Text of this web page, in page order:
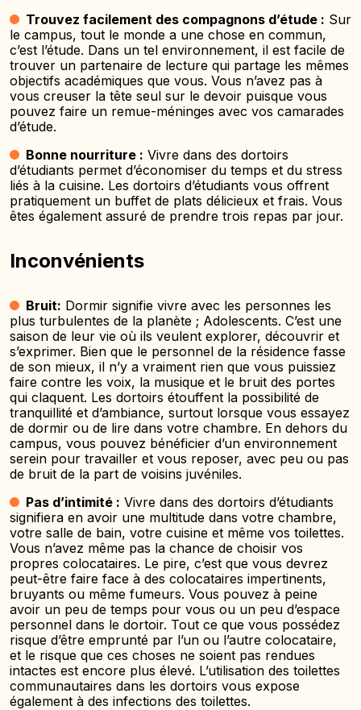
Trouvez facilement des compagnons d’étude : Sur
le campus, tout le monde a une chose en commun,
c’est l’étude. Dans un tel environnement, il est facile de
trouver un partenaire de lecture qui partage les mêmes
objectifs académiques que vous. Vous n’avez pas à
vous creuser la tête seul sur le devoir puisque vous
pouvez faire un remue-méninges avec vos camarades
d’étude.
Bonne nourriture : Vivre dans des dortoirs
d’étudiants permet d’économiser du temps et du stress
liés à la cuisine. Les dortoirs d’étudiants vous offrent
pratiquement un buffet de plats délicieux et frais. Vous
êtes également assuré de prendre trois repas par jour.
Inconvénients
Bruit: Dormir signifie vivre avec les personnes les
plus turbulentes de la planète ; Adolescents. C’est une
saison de leur vie où ils veulent explorer, découvrir et
s’exprimer. Bien que le personnel de la résidence fasse
de son mieux, il n’y a vraiment rien que vous puissiez
faire contre les voix, la musique et le bruit des portes
qui claquent. Les dortoirs étouffent la possibilité de
tranquillité et d’ambiance, surtout lorsque vous essayez
de dormir ou de lire dans votre chambre. En dehors du
campus, vous pouvez bénéficier d’un environnement
serein pour travailler et vous reposer, avec peu ou pas
de bruit de la part de voisins juvéniles.
Pas d’intimité : Vivre dans des dortoirs d’étudiants
signifiera en avoir une multitude dans votre chambre,
votre salle de bain, votre cuisine et même vos toilettes.
Vous n’avez même pas la chance de choisir vos
propres colocataires. Le pire, c’est que vous devrez
peut-être faire face à des colocataires impertinents,
bruyants ou même fumeurs. Vous pouvez à peine
avoir un peu de temps pour vous ou un peu d’espace
personnel dans le dortoir. Tout ce que vous possédez
risque d’être emprunté par l’un ou l’autre colocataire,
et le risque que ces choses ne soient pas rendues
intactes est encore plus élevé. L’utilisation des toilettes
communautaires dans les dortoirs vous expose
également à des infections des toilettes.